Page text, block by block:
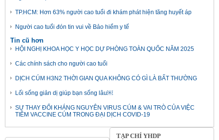
TP.HCM: Hơn 63% người cao tuổi đi khám phát hiện tăng huyết áp
Người cao tuổi đón tin vui về Bảo hiểm y tế
Tin cũ hơn
HỘI NGHỊ KHOA HỌC Y HỌC DỰ PHÒNG TOÀN QUỐC NĂM 2025
Các chính sách cho người cao tuổi
DỊCH CÚM H3N2 THỜI GIAN QUA KHÔNG CÓ GÌ LÀ BẤT THƯỜNG
Lối sống giản dị giúp bạn sống lâu￼
SỰ THAY ĐỔI KHÁNG NGUYÊN VIRUS CÚM & VAI TRÒ CỦA VIỆC
TIÊM VACCINE CÚM TRONG ĐẠI DỊCH COVID-19
TẠP CHÍ YHDP